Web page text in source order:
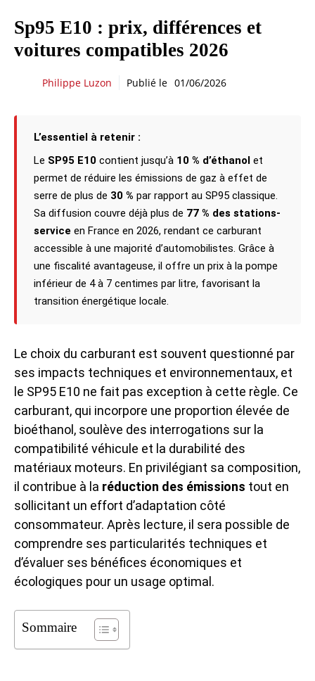
Sp95 E10 : prix, différences et
voitures compatibles 2026
Philippe Luzon Publié le 01/06/2026
L’essentiel à retenir :
Le SP95 E10 contient jusqu’à 10 % d’éthanol et
permet de réduire les émissions de gaz à effet de
serre de plus de 30 % par rapport au SP95 classique.
Sa diffusion couvre déjà plus de 77 % des stations-
service en France en 2026, rendant ce carburant
accessible à une majorité d’automobilistes. Grâce à
une fiscalité avantageuse, il offre un prix à la pompe
inférieur de 4 à 7 centimes par litre, favorisant la
transition énergétique locale.
Le choix du carburant est souvent questionné par
ses impacts techniques et environnementaux, et
le SP95 E10 ne fait pas exception à cette règle. Ce
carburant, qui incorpore une proportion élevée de
bioéthanol, soulève des interrogations sur la
compatibilité véhicule et la durabilité des
matériaux moteurs. En privilégiant sa composition,
il contribue à la réduction des émissions tout en
sollicitant un effort d’adaptation côté
consommateur. Après lecture, il sera possible de
comprendre ses particularités techniques et
d’évaluer ses bénéfices économiques et
écologiques pour un usage optimal.
Sommaire